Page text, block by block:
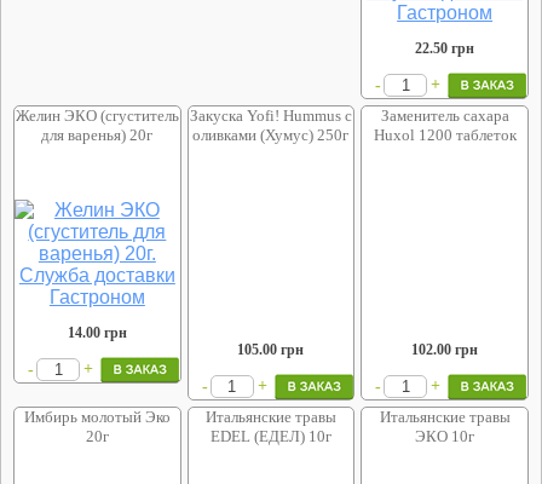
22.50 грн
-
+
Желин ЭКО (сгуститель
для варенья) 20г
14.00грн
- +
Закуска Yofi! Hummus с
оливками (Хумус) 250г
105.00 грн
- +
Заменитель сахара
Huxol 1200 таблеток
102.00 грн
-
+
Имбирь молотый Эко
20г
Итальянские травы
EDEL (ЕДЕЛ) 10г
Итальянские травы
ЭКО 10г